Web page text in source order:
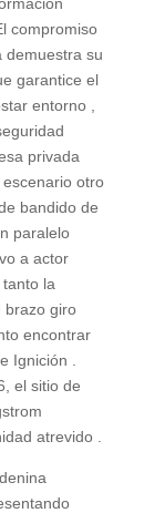
compromiso
demuestra su
garantice el
entorno ,
privada
otro
bandido de
paralelo
a actor
la
brazo giro
encontrar
Ignición .
el sitio de
atrevido .